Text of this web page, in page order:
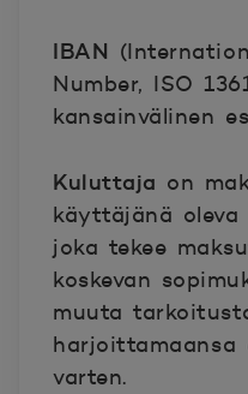
IBAN
Number, ISO
kansainvälinen
Kuluttaja on
käyttäjänä oleva
joka tekee
koskevan
muuta
harjoittamaansa
varten.